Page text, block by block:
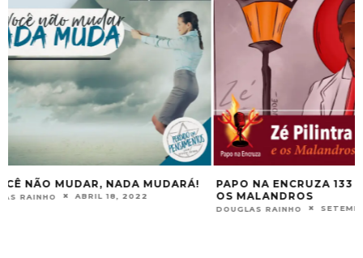
PAPO NA ENCRUZA 133 – ZÉ PILINTRA E
OS MALANDROS
PAPO NA
FIRMEZAS
DOUGLAS RAINHO